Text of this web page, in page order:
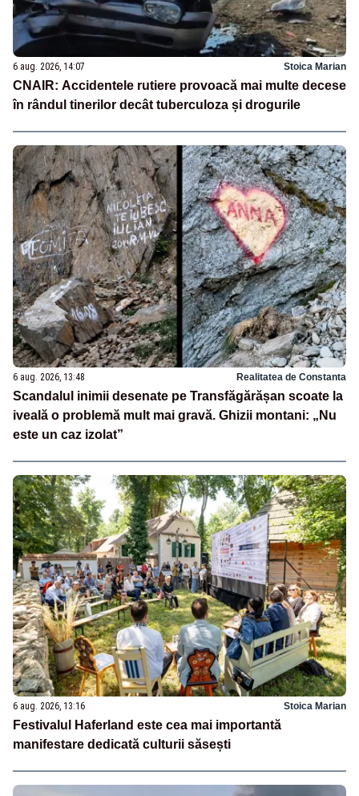
6 aug. 2026, 14:07 Stoica Marian
CNAIR: Accidentele rutiere provoacă mai multe decese
în rândul tinerilor decât tuberculoza și drogurile
6 aug. 2026, 13:48 Realitatea de Constanta
Scandalul inimii desenate pe Transfăgărășan scoate la
iveală o problemă mult mai gravă. Ghizii montani: „Nu
este un caz izolat”
6 aug. 2026, 13:16 Stoica Marian
Festivalul Haferland este cea mai importantă
manifestare dedicată culturii săsești